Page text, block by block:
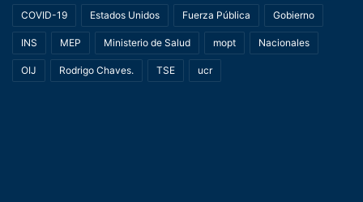
COVID-19 Estados Unidos Fuerza Pública Gobierno
INS MEP Ministerio de Salud mopt Nacionales
OIJ Rodrigo Chaves. TSE ucr